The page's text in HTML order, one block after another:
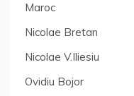
Maroc
Nicolae Bretan
Nicolae V.Iliesiu
Ovidiu Bojor